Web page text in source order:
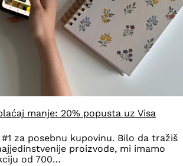
manje: 20% popusta uz Visa
za posebnu kupovinu. Bilo da tražiš
proizvode, mi imamo
od 700…